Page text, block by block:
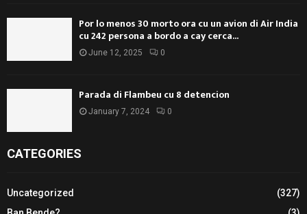
Por lo menos 30 morto ora cu un avion di Air India
cu 242 persona a bordo a cay cerca...
June 12, 2025 0
Parada di Flambeu cu 8 detencion
January 7, 2024 0
CATEGORIES
Uncategorized
(327)